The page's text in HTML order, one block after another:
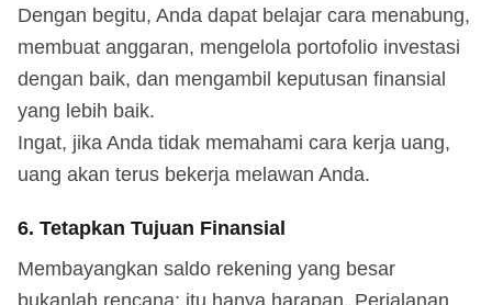
Dengan begitu, Anda dapat belajar cara menabung,
membuat anggaran, mengelola portofolio investasi
dengan baik, dan mengambil keputusan finansial
yang lebih baik.
Ingat, jika Anda tidak memahami cara kerja uang,
uang akan terus bekerja melawan Anda.
6. Tetapkan Tujuan Finansial
Membayangkan saldo rekening yang besar
bukanlah rencana; itu hanya harapan. Perjalanan